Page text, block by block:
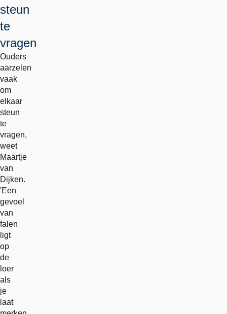
steun
te
vragen
Ouders
aarzelen
vaak
om
elkaar
steun
te
vragen,
weet
Maartje
van
Dijken.
'Een
gevoel
van
falen
ligt
op
de
loer
als
je
laat